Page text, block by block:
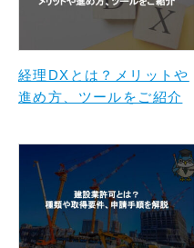
経理DXとは？メリットや
進め方、ツールをご紹介